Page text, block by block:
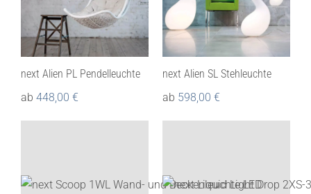
next Alien PL Pendelleuchte
ab 448,00 €
next Alien SL Stehleuchte
ab 598,00 €